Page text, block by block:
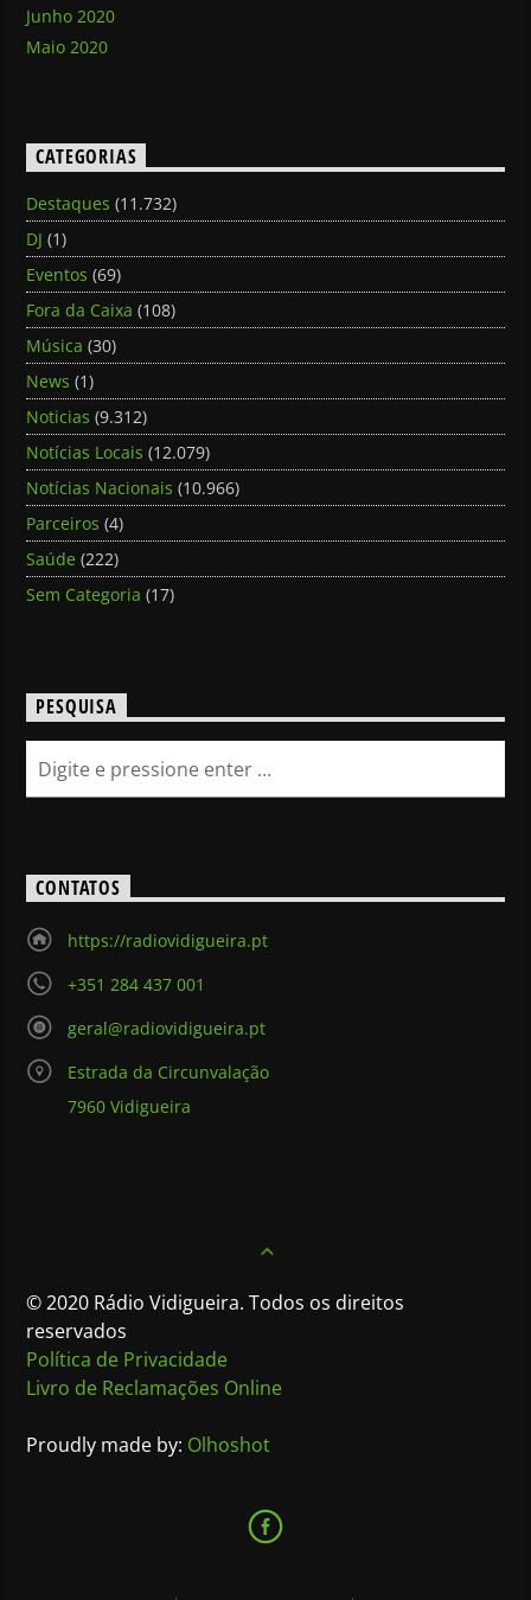
Junho 2020
Maio 2020
CATEGORIAS
Destaques (11.732)
DJ (1)
Eventos (69)
Fora da Caixa (108)
Música (30)
News (1)
Noticias (9.312)
Notícias Locais (12.079)
Notícias Nacionais (10.966)
Parceiros (4)
Saúde (222)
Sem Categoria (17)
PESQUISA
CONTATOS
https://radiovidigueira.pt
+351 284 437 001
geral@radiovidigueira.pt
Estrada da Circunvalação
7960 Vidigueira
© 2020 Rádio Vidigueira. Todos os direitos
reservados
Política de Privacidade
Livro de Reclamações Online
Proudly made by: Olhoshot